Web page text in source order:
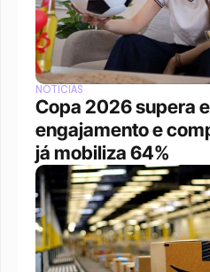
NOTÍCIAS
Copa 2026 supera
engajamento e
já mobiliza 64%